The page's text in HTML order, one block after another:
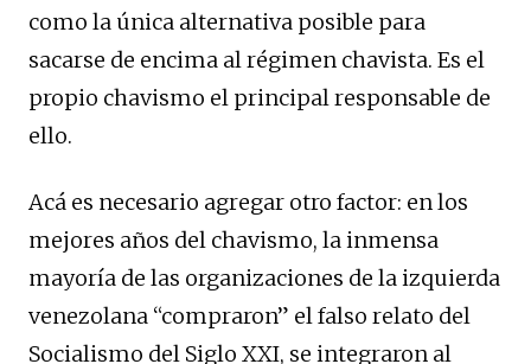
como la única alternativa posible para
sacarse de encima al régimen chavista. Es el
propio chavismo el principal responsable de
ello.
Acá es necesario agregar otro factor: en los
mejores años del chavismo, la inmensa
mayoría de las organizaciones de la izquierda
venezolana “compraron” el falso relato del
Socialismo del Siglo XXI, se integraron al